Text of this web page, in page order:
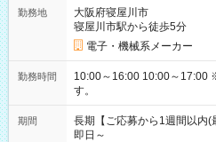
勤務地
大阪府寝屋川市
寝屋川市駅から徒歩5分
電子・機械系メーカー
勤務時間
10:00～16:00 10:00～17:00 ※表記のうち実働5時間から6時間で
す。
期間
長期【ご応募から1週間以内(
即日～